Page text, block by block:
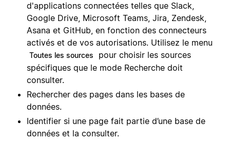
d'applications connectées telles que Slack,
Google Drive, Microsoft Teams, Jira, Zendesk,
Asana et GitHub, en fonction des connecteurs
activés et de vos autorisations. Utilisez le menu
Toutes les sources
pour choisir les sources
spécifiques que le mode Recherche doit
consulter.
Rechercher des pages dans les bases de
données.
Identifier si une page fait partie d’une base de
données et la consulter.